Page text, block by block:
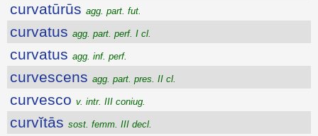
curvatūrūs agg. part. fut.
curvatus agg. part. perf. I cl.
curvatus agg. inf. perf.
curvescens agg. part. pres. II cl.
curvesco v. intr. III coniug.
curvĭtās sost. femm. III decl.